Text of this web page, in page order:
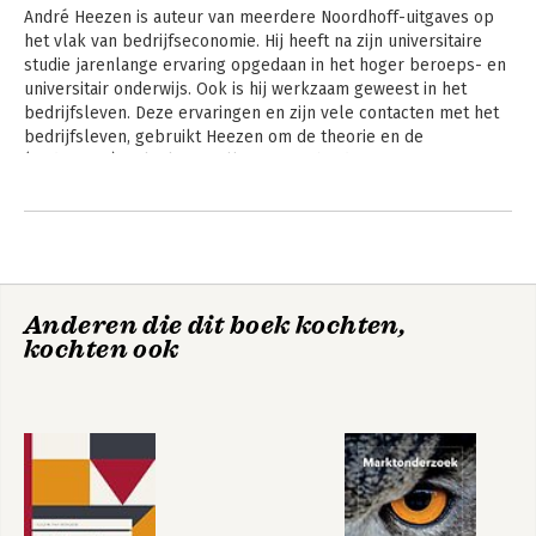
begrippentrainer, overzichten met leerdoelen, vraagstukken
met indicatie van moeilijkheidsgraad, casussen en de
numerieke antwoorden daarvan. Voor docenten staan er een
docentenhandleiding met uitwerkingen van alle vraagstukken
en casussen en PowerPointpresentaties waarin de theorie
bondig wordt samengevat. Op de website staat tevens een
aantal achtergrondartikelen, waaraan geen auteursrechten zijn
Bij dit boek kunnen docenten zelf toetsen samenstellen met
set unieke vragen voor de docent: ideaal voor een tentamen!
Toetsen kunnen worden geëxporteerd naar diverse formats.
André Heezen is auteur van meerdere Noordhoff-uitgaves op
het vlak van bedrijfseconomie. Hij heeft na zijn universitaire
studie jarenlange ervaring opgedaan in het hoger beroeps- en
universitair onderwijs. Ook is hij werkzaam geweest in het
bedrijfsleven. Deze ervaringen en zijn vele contacten met het
bedrijfsleven, gebruikt Heezen om de theorie en de
Andere boeken door André Heezen
Bedrijfseconomie
Bedrijfsbeslissingen
Anderen die dit boek kochten,
kochten ook